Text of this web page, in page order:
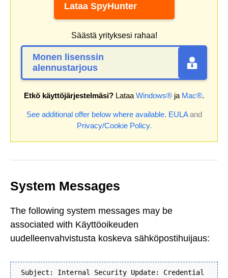
Lataa SpyHunter
Säästä yrityksesi rahaa!
Monen lisenssin
alennustarjous
Etkö käyttöjärjestelmäsi? Lataa Windows® ja Mac®.
See additional offer below where available. EULAand
Privacy/Cookie Policy.
System Messages
The following system messages may be
associated with Käyttöoikeuden
uudelleenvahvistusta koskeva sähköpostihuijaus:
Subject: Internal Security Update: Credential